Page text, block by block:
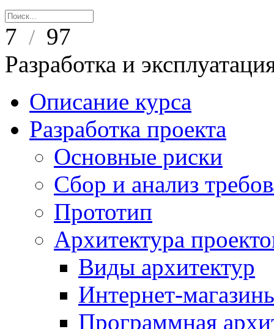
7 / 97
Разработка и
Описание курса
Разработка проекта
Основные риски
Сбор и анализ
Прототип
Архитектура
Виды архитектур
Интернет-
Программная